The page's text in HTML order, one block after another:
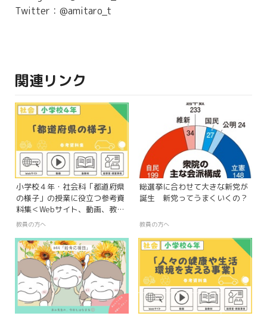
Twitter：@amitaro_t
関連リンク
小学校４年・社会科「都道府県
の様子」の授業に役立つ参考資
料集＜Webサイト、動画、教
材、指導案＞
教員の方へ
総選挙に合わせて大きな新党が
誕生 新党ってうまくいくの？
教員の方へ